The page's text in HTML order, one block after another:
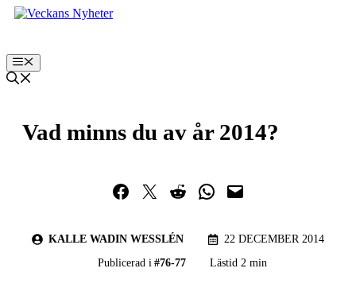
Hoppa
Meny
Vad minns du av år 2014?
Dela på Facebook
Dela på TwitterDela på RedditDela i WhatsApp
Maila en länk
KALLE WADIN WESSLÉN
22 DECEMBER 2014
Publicerad i #76-77 Lästid 2 min